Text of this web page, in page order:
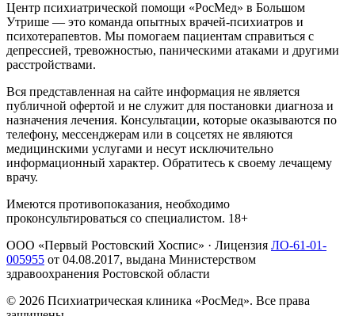
Центр психиатрической помощи «РосМед» в Большом
Утрише — это команда опытных врачей-психиатров и
психотерапевтов. Мы помогаем пациентам справиться с
депрессией, тревожностью, паническими атаками и другими
расстройствами.
Вся представленная на сайте информация не является
публичной офертой и не служит для постановки диагноза и
назначения лечения. Консультации, которые оказываются по
телефону, мессенджерам или в соцсетях не являются
медицинскими услугами и несут исключительно
информационный характер. Обратитесь к своему лечащему
врачу.
Имеются противопоказания, необходимо
проконсультироваться со специалистом. 18+
ООО «Первый Ростовский Хоспис» · Лицензия ЛО-61-01-
005955 от 04.08.2017, выдана Министерством
здравоохранения Ростовской области
© 2026 Психиатрическая клиника «РосМед». Все права